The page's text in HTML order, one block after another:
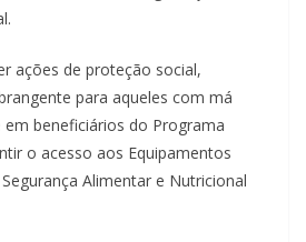
ações de proteção social,
para aqueles com má
beneficiários do Programa
o acesso aos Equipamentos
Alimentar e Nutricional